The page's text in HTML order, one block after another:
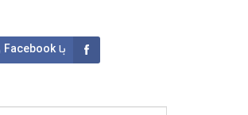
با Facebook وارد شوید